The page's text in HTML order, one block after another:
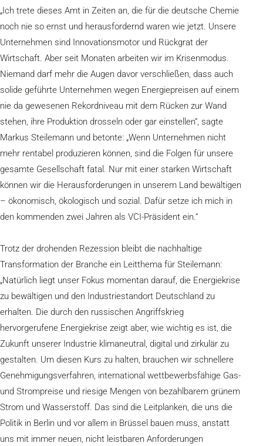
„Ich trete dieses Amt in Zeiten an, die für die deutsche Chemie
noch nie so ernst und herausfordernd waren wie jetzt. Unsere
Unternehmen sind Innovationsmotor und Rückgrat der
Wirtschaft. Aber seit Monaten arbeiten wir im Krisenmodus.
Niemand darf mehr die Augen davor verschließen, dass auch
solide geführte Unternehmen wegen Energiepreisen auf einem
nie da gewesenen Rekordniveau mit dem Rücken zur Wand
stehen, ihre Produktion drosseln oder gar einstellen“, sagte
Markus Steilemann und betonte: „Wenn Unternehmen nicht
mehr rentabel produzieren können, sind die Folgen für unsere
gesamte Gesellschaft fatal. Nur mit einer starken Wirtschaft
können wir die Herausforderungen in unserem Land bewältigen
– ökonomisch, ökologisch und sozial. Dafür setze ich mich in
den kommenden zwei Jahren als VCI-Präsident ein.“
Trotz der drohenden Rezession bleibt die nachhaltige
Transformation der Branche ein Leitthema für Steilemann:
„Natürlich liegt unser Fokus momentan darauf, die Energiekrise
zu bewältigen und den Industriestandort Deutschland zu
erhalten. Die durch den russischen Angriffskrieg
hervorgerufene Energiekrise zeigt aber, wie wichtig es ist, die
Zukunft unserer Industrie klimaneutral, digital und zirkulär zu
gestalten. Um diesen Kurs zu halten, brauchen wir schnellere
Genehmigungsverfahren, international wettbewerbsfähige Gas-
und Strompreise und riesige Mengen von bezahlbarem grünem
Strom und Wasserstoff. Das sind die Leitplanken, die uns die
Politik in Berlin und vor allem in Brüssel bauen muss, anstatt
uns mit immer neuen, nicht leistbaren Anforderungen